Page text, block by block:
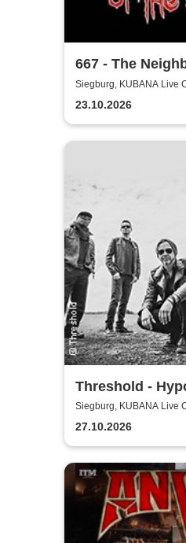
667 - The
Beast
Siegburg, KUBANA Live
23.10.2026
Threshold -
Anniversary
Siegburg, KUBANA Live
27.10.2026